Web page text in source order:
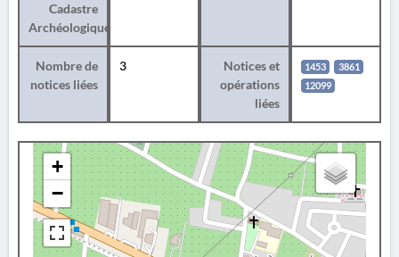
Cadastre
Archéologique
Nombre de
notices liées
3
Notices et
opérations
liées
1453
3861
12099
+
−